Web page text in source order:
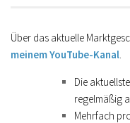
Über das aktuelle
meinem YouTube-Kanal
Die
regelmäßig
Mehrfach